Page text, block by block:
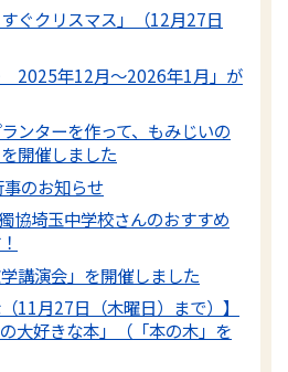
すぐクリスマス」（12月27日
2025年12月～2026年1月」が
ンターを作って、もみじいの
開催しました
のお知らせ
協埼玉中学校さんのおすすめ
講演会」を開催しました
11月27日（木曜日）まで）】
大好きな本」（「本の木」を